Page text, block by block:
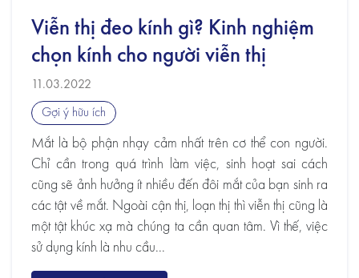
Viễn thị đeo kính gì? Kinh nghiệm
chọn kính cho người viễn thị
11.03.2022
Gợi ý hữu ích
Mắt là bộ phận nhạy cảm nhất trên cơ thể con người.
Chỉ cần trong quá trình làm việc, sinh hoạt sai cách
cũng sẽ ảnh hưởng ít nhiều đến đôi mắt của bạn sinh ra
các tật về mắt. Ngoài cận thị, loạn thị thì viễn thị cũng là
một tật khúc xạ mà chúng ta cần quan tâm. Vì thế, việc
sử dụng kính là nhu cầu...